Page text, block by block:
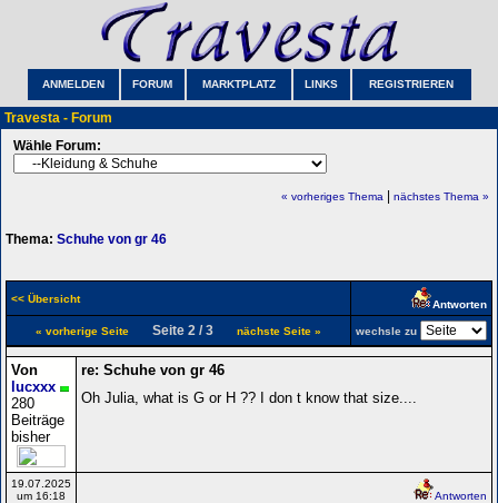
ANMELDEN FORUM MARKTPLATZ LINKS REGISTRIEREN
Travesta - Forum
Wähle Forum:
« vorheriges Thema nächstes Thema »
Thema: Schuhe von gr 46
<< Übersicht Antworten
« vorherige Seite Seite 2 / 3 nächste Seite » wechsle zu
Von
lucxxx
280
Beiträge
bisher
re: Schuhe von gr 46
Oh Julia, what is G or H ?? I don t know that size....
19.07.2025
um 16:18
Antworten